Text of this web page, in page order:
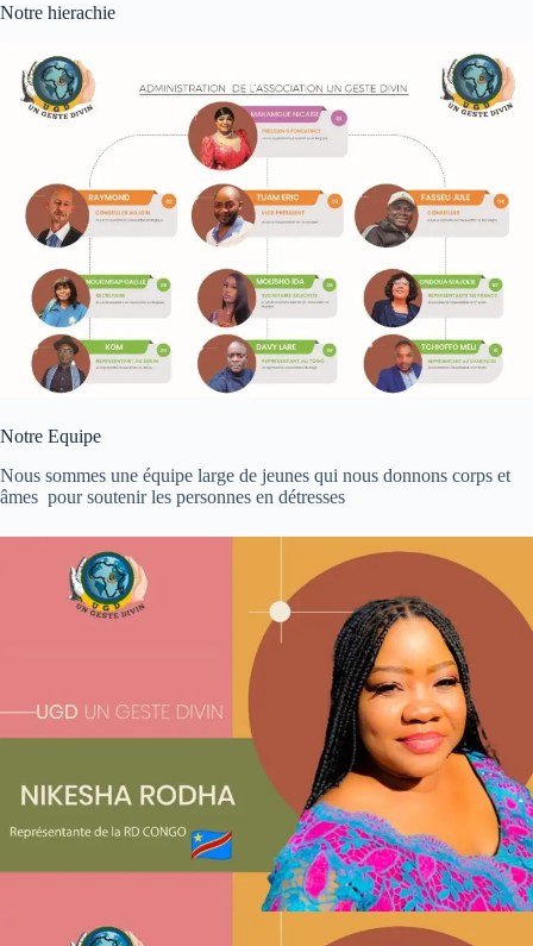
Notre hierachie
Notre Equipe
Nous sommes une équipe large de jeunes qui nous donnons corps et
âmes pour soutenir les personnes en détresses